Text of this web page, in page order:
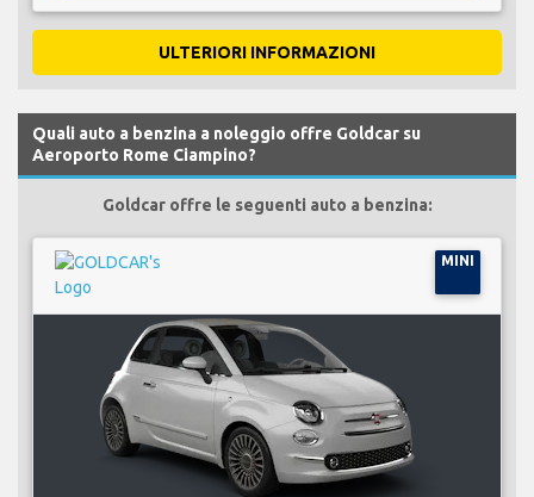
ULTERIORI INFORMAZIONI
Quali auto a benzina a noleggio offre Goldcar su
Aeroporto Rome Ciampino?
Goldcar offre le seguenti auto a benzina:
MINI